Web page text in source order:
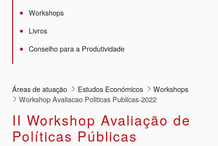
Workshops
Livros
Conselho para a Produtividade
Áreas de atuação Estudos Económicos
Workshops
Workshop Avaliacao Politicas Publicas-2022
II Workshop Avaliação de
Políticas Públicas